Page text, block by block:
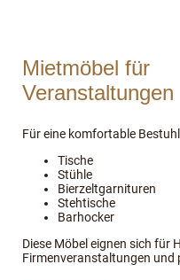
Mietmöbel für
Veranstaltungen
Für eine komfortable
Tische
Stühle
Bierzeltgarnituren
Stehtische
Barhocker
Diese Möbel eignen sich für
Firmenveranstaltungen und